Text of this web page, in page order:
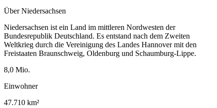
ÜberNiedersachsen
Niedersachsen ist ein Land im mittleren Nordwesten der
Bundesrepublik Deutschland. Es entstand nach dem Zweiten
Weltkrieg durch die Vereinigung des Landes Hannover mit den
Freistaaten Braunschweig, Oldenburg und Schaumburg-Lippe.
8,0 Mio.
Einwohner
47.710 km²